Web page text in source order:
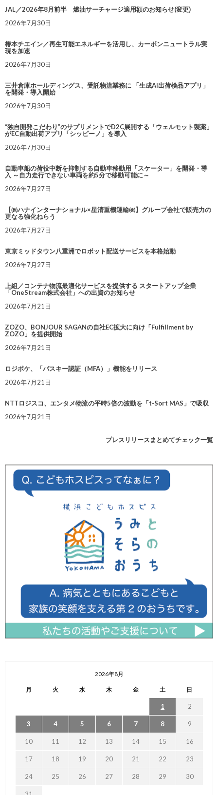
JAL／2026年8月前半 燃油サーチャージ適用額のお知らせ(変更)
2026年7月30日
椿本チエイン／再生可能エネルギーを活用し、カーボンニュートラル実
現を加速
2026年7月30日
三井倉庫ホールディングス、受託物流業務に 「生成AI出荷検品アプリ」
を開発・導入開始
2026年7月30日
“独自開発こだわり”のサプリメントでD2C展開する「ウェルモット製薬」
がEC自動出荷アプリ「シッピーノ」を導入
2026年7月30日
自動車船の荷役中断を抑制する自動車移動用「スケーター」を開発・導
入 ～自力走行できない車両を約5分で移動可能に～
2026年7月27日
【㈱ハナインターナショナル×星清重機運輸㈱】グループ会社で販売力の
更なる強化ねらう
2026年7月27日
東京ミッドタウン八重洲でロボット配送サービスを本格始動
2026年7月27日
上組／コンテナ物流最適化サービスを提供する スタートアップ企業
「OneStream株式会社」への出資のお知らせ
2026年7月21日
ZOZO、BONJOUR SAGANの自社EC拡大に向け「Fulfillment by
ZOZO」を提供開始
2026年7月21日
ロジポケ、「パスキー認証（MFA）」機能をリリース
2026年7月21日
NTTロジスコ、エンタメ物流の平時5倍の波動を「t-Sort MAS」で吸収
2026年7月21日
プレスリリースまとめてチェック一覧
2026年8月
月 火 水 木 金 土 日
1 2
3 4 5 6 7 8 9
10 11 12 13 14 15 16
17 18 19 20 21 22 23
24 25 26 27 28 29 30